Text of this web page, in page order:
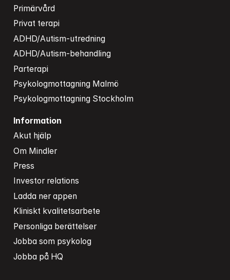
Primärvård
Privat terapi
ADHD/Autism-utredning
ADHD/Autism-behandling
Parterapi
Psykologmottagning Malmö
Psykologmottagning Stockholm
Information
Akut hjälp
Om Mindler
Press
Investor relations
Ladda ner appen
Kliniskt kvalitetsarbete
Personliga berättelser
Jobba som psykolog
Jobba på HQ